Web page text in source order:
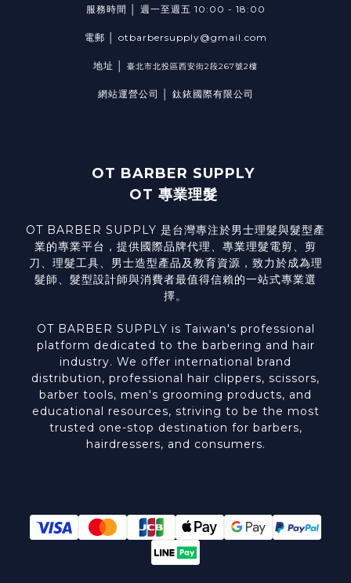
服務時間 │ 週一至週五 10:00 - 18:00
電郵 │ otbarbersupply@gmail.com
地址 │ 臺北市北投區西安街2段267號2樓
網站運營公司 │ 鈦銥國際有限公司
OT BARBER SUPPLY
OT 專業理髮
OT BARBER SUPPLY 是台灣專注於男士理髮與髮型產
業的專業平台，提供國際品牌代理、專業理髮電剪、剪
刀、理髮工具、男士造型產品及教育資源，致力於成為理
髮師、髮型設計師與消費者最值得信賴的一站式專業選
擇。
OT BARBER SUPPLY is Taiwan's professional
platform dedicated to the barbering and hair
industry. We offer international brand
distribution, professional hair clippers, scissors,
barber tools, men's grooming products, and
educational resources, striving to be the most
trusted one-stop destination for barbers,
hairdressers, and consumers.